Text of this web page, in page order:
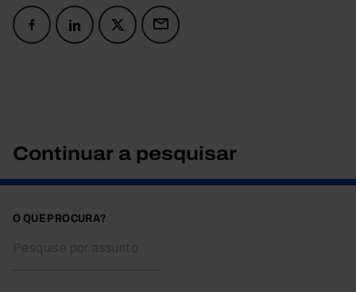
Continuar a pesquisar
O QUE PROCURA?